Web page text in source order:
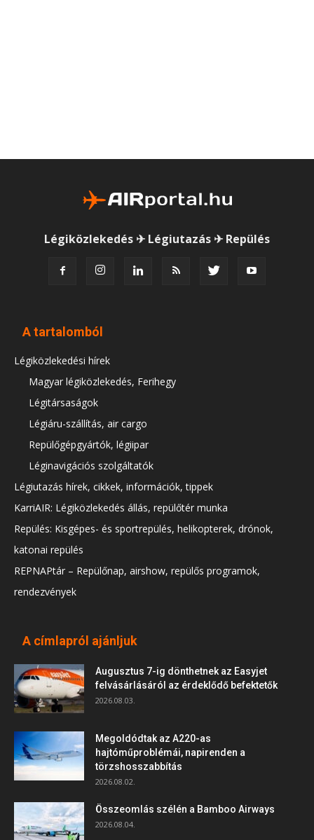
Légiközlekedés ✈ Légiutazás ✈ Repülés
A tartalomból
Légiközlekedési hírek
Magyar légiközlekedés, Ferihegy
Légitársaságok
Légiáru-szállítás, air cargo
Repülőgépgyártók, légiipar
Léginavigációs szolgáltatók
Légiutazás hírek, cikkek, információk, tippek
KarriAIR: Légiközlekedés állás, repülőtér munka
Repülés: Kisgépes- és sportrepülés, helikopterek, drónok,
katonai repülés
REPNAPtár – Repülőnap, airshow, repülős programok,
rendezvények
A címlapról ajánljuk
Augusztus 7-ig dönthetnek az Easyjet
felvásárlásáról az érdeklődő befektetők
2026.08.03.
Megoldódtak az A220-as
hajtóműproblémái, napirenden a
törzshosszabbítás
2026.08.02.
Összeomlás szélén a Bamboo Airways
2026.08.04.